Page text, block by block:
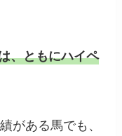
、ともにハイペ
がある馬でも、